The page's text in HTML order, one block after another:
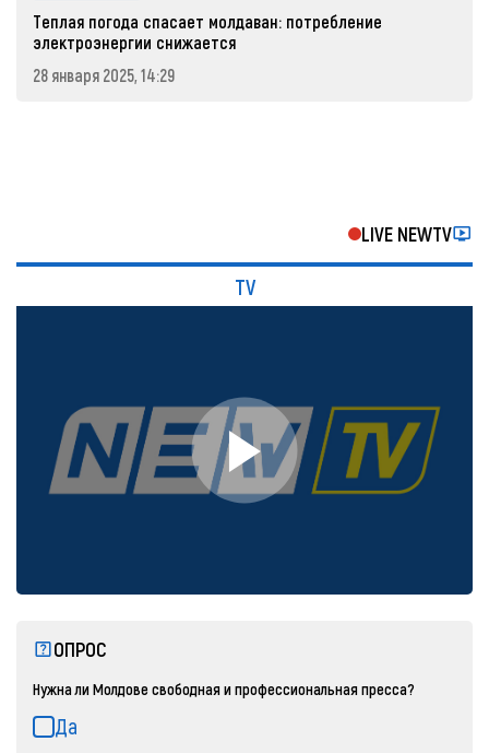
Теплая погода спасает молдаван: потребление
электроэнергии снижается
28 января 2025, 14:29
LIVE NEWTV
TV
ОПРОС
Нужна ли Молдове свободная и профессиональная пресса?
Да